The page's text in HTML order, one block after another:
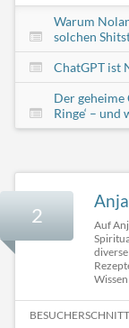
Warum
solchen
ChatGPT ist
Der geheime
Ringe‘ – und
2
Auf